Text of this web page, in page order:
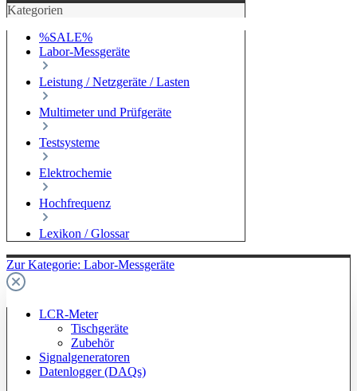
Kategorien
%SALE%
Labor-Messgeräte
Leistung / Netzgeräte / Lasten
Multimeter und Prüfgeräte
Testsysteme
Elektrochemie
Hochfrequenz
Lexikon / Glossar
Zur Kategorie: Labor-Messgeräte
LCR-Meter
Tischgeräte
Zubehör
Signalgeneratoren
Datenlogger (DAQs)